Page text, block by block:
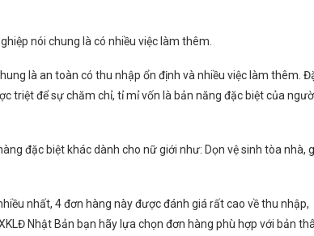
nói chung là có nhiều việc làm thêm.
là an toàn có thu nhập ổn định và nhiều việc làm thêm.
triệt để sự chăm chỉ, tỉ mỉ vốn là bản năng đặc biệt của
đặc biệt khác dành cho nữ giới như: Dọn vệ sinh tòa nhà,
nhất, 4 đơn hàng này được đánh giá rất cao về thu nhập,
Nhật Bản bạn hãy lựa chọn đơn hàng phù hợp với bản